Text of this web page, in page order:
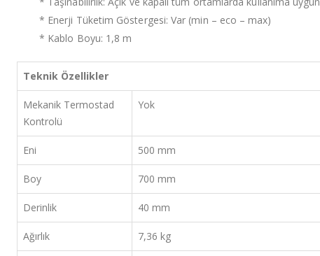
* Enerji Tüketim Göstergesi: Var (min – eco – max)
* Kablo Boyu: 1,8 m
Teknik Özellikler
Mekanik Termostad
Kontrolü
Yok
Eni 500 mm
Boy 700 mm
Derinlik 40 mm
Ağırlık 7,36 kg